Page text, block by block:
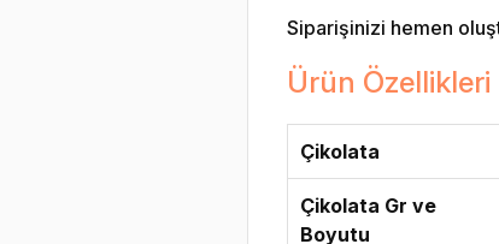
Siparişinizi hemen
Ürün Özellikleri
Çikolata
Çikolata Gr ve
Boyutu